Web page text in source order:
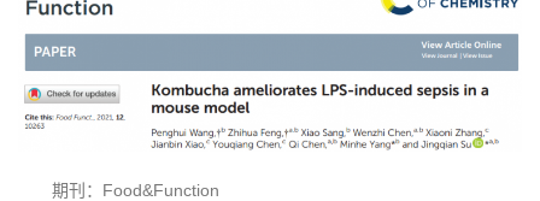
期刊：Food&Function